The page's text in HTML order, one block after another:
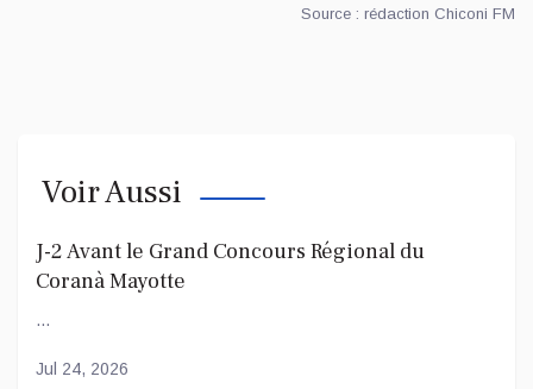
Source : rédaction Chiconi FM
Voir Aussi
J-2 Avant le Grand Concours Régional du
Coranà Mayotte
...
Jul 24, 2026